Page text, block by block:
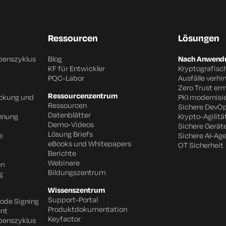
und
Signing
Ressourcen
Blog
KF für Entwickler
PQC-Labor
Ressourcenzentrum
Ressourcen
Datenblätter
Demo-Videos
Lösung Briefs
eBooks und Whitepapers
Berichte
Webinare
Bildungszentrum
Wissenszentrum
Support-Portal
Produktdokumentation
Keyfactor
Lösungen
Nach
Ausfälle
Zero Trust
PKI
Sichere
Krypto-
Sichere
Sichere AI-
OT Sicherheit